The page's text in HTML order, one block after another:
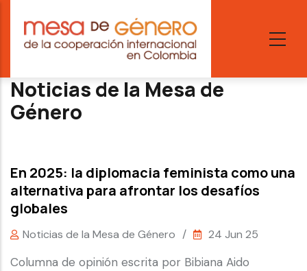
main
content
Noticias de la Mesa de
Género
En 2025: la diplomacia feminista como una
alternativa para afrontar los desafíos
globales
Noticias de la Mesa de Género / 24 Jun 25
Columna de opinión escrita por Bibiana Aido